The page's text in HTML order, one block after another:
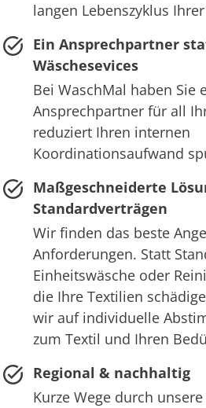
langen Lebenszyklus
Ein Ansprechpartner
Wäschesevices
Bei WaschMal haben Sie
Ansprechpartner für all
reduziert Ihren internen
Koordinationsaufwand
Maßgeschneiderte
Standardverträgen
Wir finden das beste
Anforderungen. Statt
Einheitswäsche oder
die Ihre Textilien
wir auf individuelle
zum Textil und Ihren
Regional & nachhaltig
Kurze Wege durch